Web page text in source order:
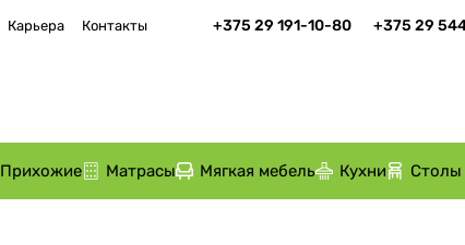
Карьера Контакты +375 29 191-10-80 +375 29
Прихожие Матрасы Мягкая мебель Кухни Столы